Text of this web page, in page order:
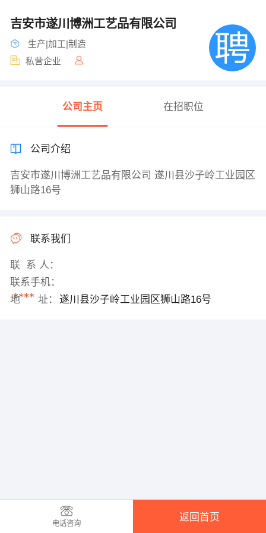
吉安市遂川博洲工艺品有限公司
生产|加工|制造
私营企业
公司主页 在招职位
公司介绍
吉安市遂川博洲工艺品有限公司 遂川县沙子岭工业园区
狮山路16号
联系我们
联 系 人：
联系手机：
****
地 址： 遂川县沙子岭工业园区狮山路16号
电话咨询
返回首页